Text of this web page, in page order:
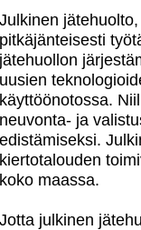
Julkinen
pitkäjänteisesti
jätehuollon
uusien
käyttöönotossa.
neuvonta- ja
edistämiseksi.
kiertotalouden
koko maassa.
Jotta julkinen